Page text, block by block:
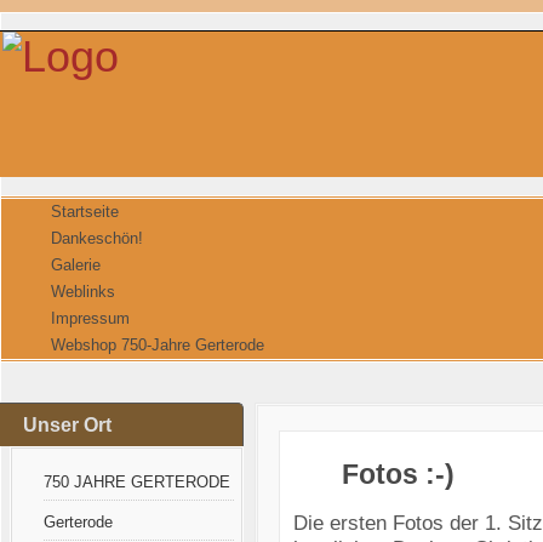
Startseite
Dankeschön!
Galerie
Weblinks
Impressum
Webshop 750-Jahre Gerterode
Unser Ort
750 JAHRE GERTERODE
Gerterode
Fotos :-)
Die ersten Fotos der 1.